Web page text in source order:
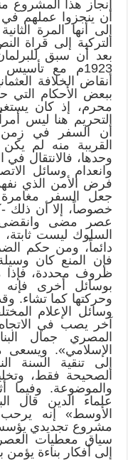
إنجاز هذا المشروع
أن ينجزوا عملهم في
إلى أنها المرة
التركية إلى قراة
بعد أن سبق
1923م مع
أنقاض الخلافة
ببعض الأحكام
محرم، إذ كان
التحريم هنا ليس
أن السفر في زمن
القريبة منه لم يكن
وحدها، فالانتقال في
وانعدام وسائل
فرض الأمن الذي
جعل السفر
خصوصاً، إلا أن ذلك
عصر مضى وانقضى،
السلوك ليست
دائماً، ومن حكم
فإن المنع كان
ظروف محددة، فإذا
بوسائل أخرى
وحركتها كما تشاء.
وسائل الإعلام
آخر يصب في
المصري جمال
الإسلامي». ويسعى
إلى تنقية السنة
الصحيحة فقط،
والموضوعة. وفيما
علماء الدين قال
الأوسط» إنه
مشروع تجديدي
سياق معطيات
إلى أفكار بناءة